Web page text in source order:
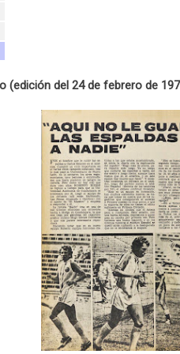
(edición del 24 de febrero de